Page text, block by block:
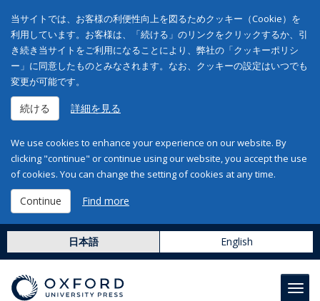
当サイトでは、お客様の利便性向上を図るためクッキー（Cookie）を
利用しています。お客様は、「続ける」のリンクをクリックするか、引
き続き当サイトをご利用になることにより、弊社の「クッキーポリシ
ー」に同意したものとみなされます。なお、クッキーの設定はいつでも
変更が可能です。
続ける 詳細を見る
We use cookies to enhance your experience on our website. By
clicking "continue" or continue using our website, you accept the use
of cookies. You can change the setting of cookies at any time.
Continue Find more
日本語 English